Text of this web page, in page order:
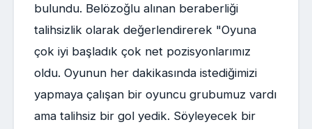
bulundu. Belözoğlu alınan beraberliği
talihsizlik olarak değerlendirerek "Oyuna
çok iyi başladık çok net pozisyonlarımız
oldu. Oyunun her dakikasında istediğimizi
yapmaya çalışan bir oyuncu grubumuz vardı
ama talihsiz bir gol yedik. Söyleyecek bir